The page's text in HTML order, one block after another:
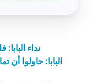
نداء
البابا: حاولوا